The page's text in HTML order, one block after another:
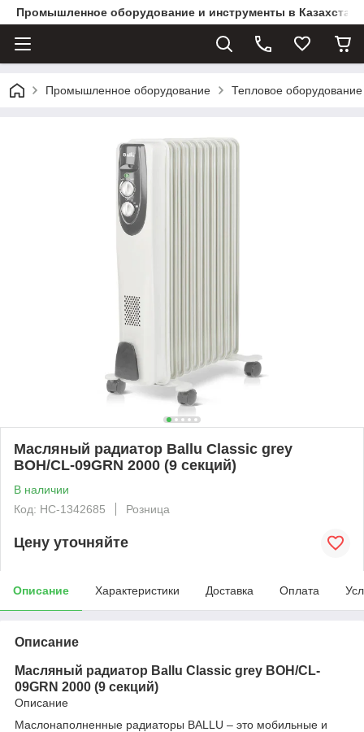
Промышленное оборудование и инструменты в
Промышленное оборудование Тепловое
Масляный радиатор Ballu Classic grey
BOH/CL-09GRN 2000 (9 секций)
В наличии
Код: НС-1342685
Розница
Цену уточняйте
Описание Характеристики Доставка Оплата
Описание
Масляный радиатор Ballu Classic grey BOH/CL-
09GRN 2000 (9 секций)
Описание
Маслонаполненные радиаторы BALLU – это мобильные и